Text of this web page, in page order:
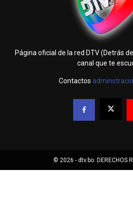
Página oficial de la red DTV (Detrás
canal que te
Contactos
© 2026 - dtv.bo. DERECHOS